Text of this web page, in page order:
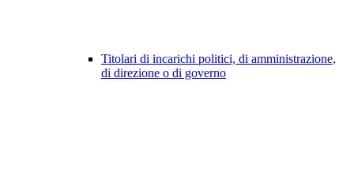
Titolari di incarichi politici, di amministrazione,
di direzione o di governo